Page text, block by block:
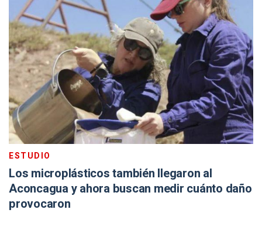
ESTUDIO
Los microplásticos también llegaron al
Aconcagua y ahora buscan medir cuánto daño
provocaron